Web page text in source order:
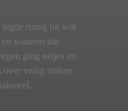
legde rustig uit wat
waarom dat
ging netjes en
over veilig stoken.